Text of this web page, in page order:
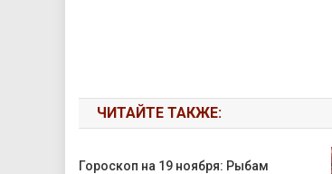
ЧИТАЙТЕ ТАКЖЕ:
Гороскоп на 19 ноября: Рыбам